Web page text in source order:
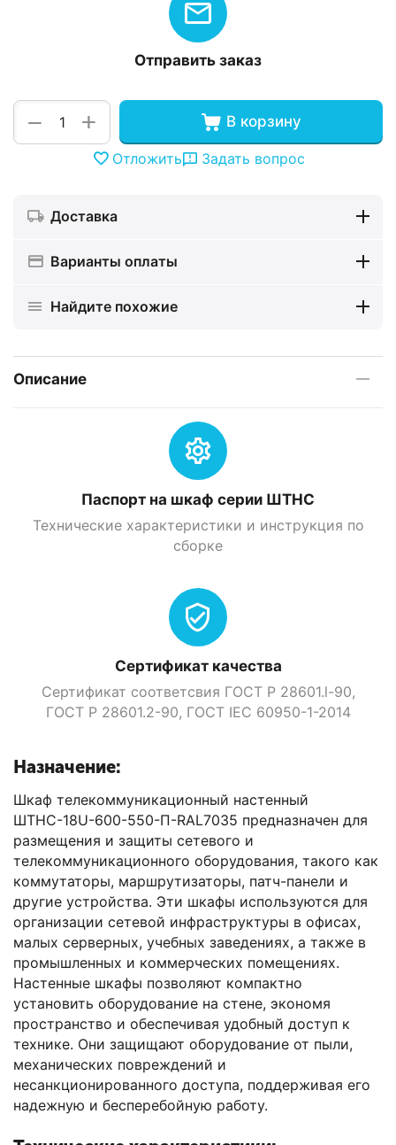
Отправить заказ
+
− В корзину
Отложить Задать вопрос
Доставка
Варианты оплаты
Найдите похожие
Описание
Паспорт на шкаф серии ШТНС
Технические характеристики и инструкция по
сборке
Сертификат качества
Сертификат соответсвия ГОСТ Р 28601.l-90,
ГОСТ Р 28601.2-90, ГOСТ IEC 60950-1-2014
Назначение:
Шкаф телекоммуникационный настенный
ШТНС-18U-600-550-П-RAL7035 предназначен для
размещения и защиты сетевого и
телекоммуникационного оборудования, такого как
коммутаторы, маршрутизаторы, патч-панели и
другие устройства. Эти шкафы используются для
организации сетевой инфраструктуры в офисах,
малых серверных, учебных заведениях, а также в
промышленных и коммерческих помещениях.
Настенные шкафы позволяют компактно
установить оборудование на стене, экономя
пространство и обеспечивая удобный доступ к
технике. Они защищают оборудование от пыли,
механических повреждений и
несанкционированного доступа, поддерживая его
надежную и бесперебойную работу.